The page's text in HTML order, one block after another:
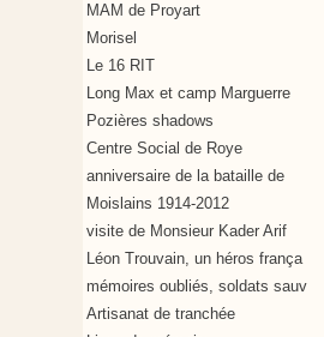
MAM de Proyart
Morisel
Le 16 RIT
Long Max et camp Marguerre
Pozières shadows
Centre Social de Roye
anniversaire de la bataille de
Moislains 1914-2012
visite de Monsieur Kader Arif
Léon Trouvain, un héros frança
mémoires oubliés, soldats sauv
Artisanat de tranchée